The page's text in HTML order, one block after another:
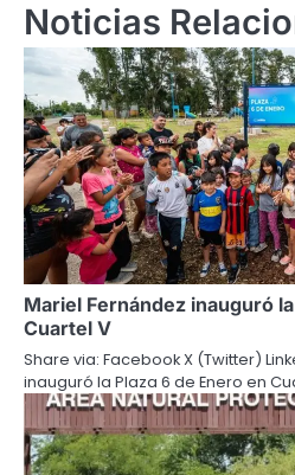
Noticias
Mariel Fernández inauguró
Cuartel V
Share via: Facebook X (Twitter)
inauguró la Plaza 6 de Enero en